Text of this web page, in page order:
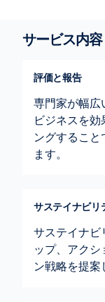
サービス内容
評価と報告
専門家が幅広
ビジネスを
ングするこ
ます。
サステイナビリ
サステイナ
ップ、アク
ン戦略を提案